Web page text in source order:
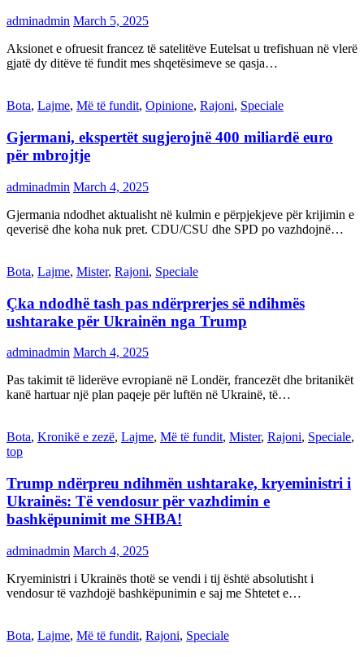
adminadmin March 5, 2025
Aksionet e ofruesit francez të satelitëve Eutelsat u trefishuan në vlerë
gjatë dy ditëve të fundit mes shqetësimeve se qasja…
Bota, Lajme, Më të fundit, Opinione, Rajoni, Speciale
Gjermani, ekspertët sugjerojnë 400 miliardë euro
për mbrojtje
adminadmin March 4, 2025
Gjermania ndodhet aktualisht në kulmin e përpjekjeve për krijimin e
qeverisë dhe koha nuk pret. CDU/CSU dhe SPD po vazhdojnë…
Bota, Lajme, Mister, Rajoni, Speciale
Çka ndodhë tash pas ndërprerjes së ndihmës
ushtarake për Ukrainën nga Trump
adminadmin March 4, 2025
Pas takimit të liderëve evropianë në Londër, francezët dhe britanikët
kanë hartuar një plan paqeje për luftën në Ukrainë, të…
Bota, Kronikë e zezë, Lajme, Më të fundit, Mister, Rajoni, Speciale,
top
Trump ndërpreu ndihmën ushtarake, kryeministri i
Ukrainës: Të vendosur për vazhdimin e
bashkëpunimit me SHBA!
adminadmin March 4, 2025
Kryeministri i Ukrainës thotë se vendi i tij është absolutisht i
vendosur të vazhdojë bashkëpunimin e saj me Shtetet e…
Bota, Lajme, Më të fundit, Rajoni, Speciale